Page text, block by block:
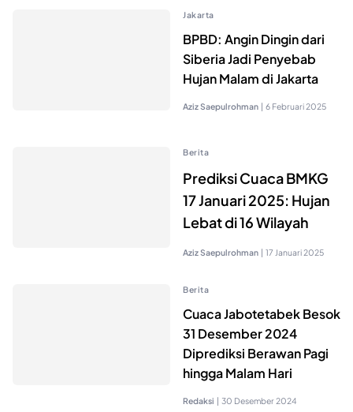
Jakarta
BPBD: Angin Dingin dari
Siberia Jadi Penyebab
Hujan Malam di Jakarta
Aziz Saepulrohman | 6 Februari 2025
Berita
Prediksi Cuaca BMKG
17 Januari 2025: Hujan
Lebat di 16 Wilayah
Aziz Saepulrohman | 17 Januari 2025
Berita
Cuaca Jabotetabek Besok
31 Desember 2024
Diprediksi Berawan Pagi
hingga Malam Hari
Redaksi | 30 Desember 2024